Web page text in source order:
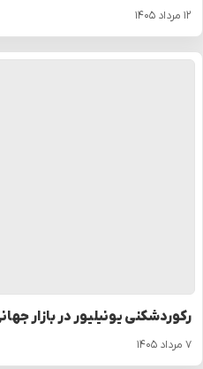
۱۲ مرداد ۱۴۰۵
رکوردشکنی یونیلیور در بازار
۷ مرداد ۱۴۰۵